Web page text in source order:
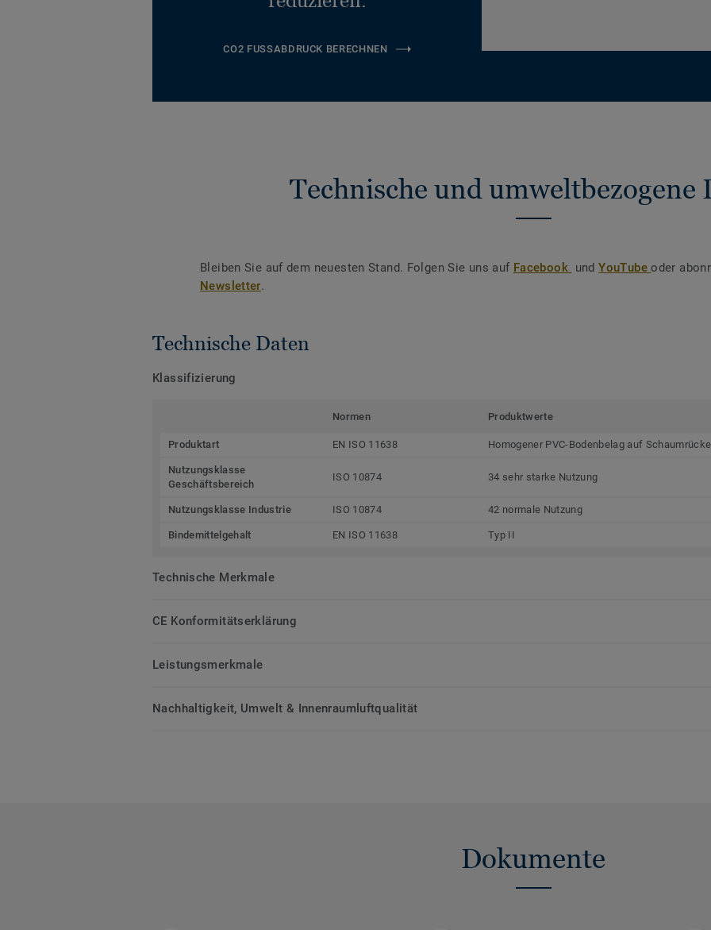
CO2 FUSSABDRUCK BERECHNEN
Technische und umweltbezogene
Bleiben Sie auf dem neuesten Stand. Folgen Sie uns auf Facebook undYouTubeoder
Newsletter.
Technische Daten
Klassifizierung
Normen Produktwerte
Produktart EN ISO 11638 Homogener PVC-Bodenbelag auf
Nutzungsklasse
Geschäftsbereich
ISO 10874 34 sehr starke Nutzung
Nutzungsklasse Industrie ISO 10874 42 normale Nutzung
Bindemittelgehalt EN ISO 11638 Typ II
Technische Merkmale
CE Konformitätserklärung
Leistungsmerkmale
Nachhaltigkeit, Umwelt & Innenraumluftqualität
Dokumente